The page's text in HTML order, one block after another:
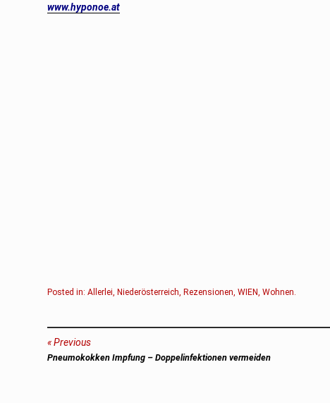
www.hyponoe.at
Posted in:Allerlei ,Niederösterreich ,Rezensionen ,WIEN ,Wohnen
Beitragsnavigation
Previous
Previous
Pneumokokken Impfung – Doppelinfektionen vermeiden